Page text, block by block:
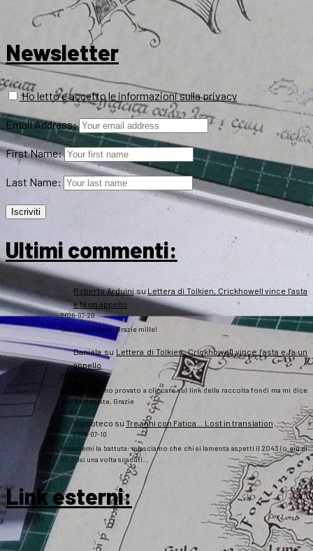
Newsletter
Ho letto e accetto le informazioni sulla privacy
Email Address:
First Name:
Last Name:
Ultimi commenti:
Roberto Arduinisu Lettera di Tolkien, Crickhowell vince l’asta
e fa un appello
2026-07-20
Ora è sistemato. Grazie mille!
Danielasu Lettera di Tolkien, Crickhowell vince l’asta e fa un
appello
2026-07-20
Salve a tutti, ho provato a cliccare sul link della raccolta fondi ma mi dice
che non esiste. Grazie
Gipsoteco su Tre anni con Fatica… Lost in translation
2026-07-10
Passatemi la battuta: e lasciamo che chi si lamenta aspetti il 2043 (o giù di
lì), così una volta scaduti…
Link esterni: